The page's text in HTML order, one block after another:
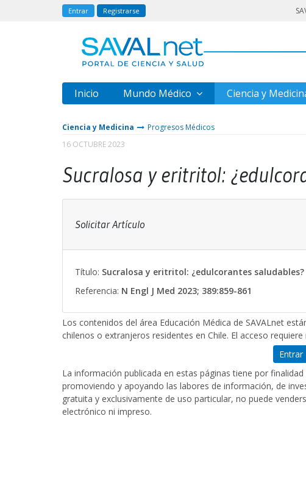
Entrar Registrarse
Inicio Mundo Médico Ciencia y
Ciencia y Medicina
Progresos Médicos
16 OCTUBRE 2023
Sucralosa y eritritol:
Solicitar Artículo
Título: Sucralosa y eritritol: ¿edulcorantes saludables?
Referencia: N Engl J Med 2023; 389:859-861
Los contenidos del área Educación Médica de SAVALnet
chilenos o extranjeros residentes en Chile. El acceso
Entrar
La información publicada en estas páginas tiene por
promoviendo y apoyando las labores de información, de
gratuita y exclusivamente de uso particular, no puede
electrónico ni impreso.